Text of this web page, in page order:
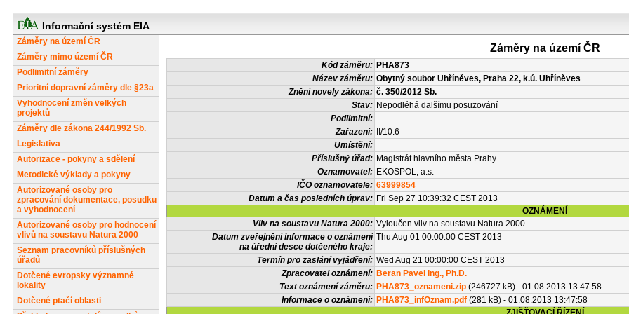
Informační systém EIA
Záměry na území ČR
Záměry mimo území ČR
Podlimitní záměry
Prioritní dopravní záměry dle §23a
Vyhodnocení změn velkých
projektů
Záměry dle zákona 244/1992 Sb.
Legislativa
Autorizace - pokyny a sdělení
Metodické výklady a pokyny
Autorizované osoby pro
zpracování dokumentace, posudku
a vyhodnocení
Autorizované osoby pro hodnocení
vlivů na soustavu Natura 2000
Seznam pracovníků příslušných
úřadů
Dotčené evropsky významné
lokality
Dotčené ptačí oblasti
Záměry na území ČR
Kód záměru: PHA873
Název záměru: Obytný soubor Uhříněves, Praha 22, k.ú. Uhříněves
Znění novely zákona: č. 350/2012 Sb.
Stav: Nepodléhá dalšímu posuzování
Podlimitní:
Zařazení:
II/10.6
Umístění:
Příslušný úřad: Magistrát hlavního města Prahy
Oznamovatel: EKOSPOL, a.s.
IČO oznamovatele: 63999854
Datum a čas posledních úprav: Fri Sep 27 10:39:32 CEST 2013
OZNÁMENÍ
Vliv na soustavu Natura 2000: Vyloučen vliv na soustavu Natura 2000
Datum zveřejnění informace o oznámení
na úřední desce dotčeného kraje:
Thu Aug 01 00:00:00 CEST 2013
Termín pro zaslání vyjádření: Wed Aug 21 00:00:00 CEST 2013
Zpracovatel oznámení: Beran Pavel Ing., Ph.D.
Text oznámení záměru: PHA873_oznameni.zip (246727 kB) - 01.08.2013 13:47:58
Informace o oznámení: PHA873_infOznam.pdf (281 kB) - 01.08.2013 13:47:58